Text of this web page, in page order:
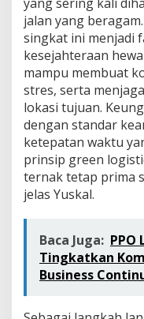
jalan yang
singkat ini menjadi
kesejahteraan
mampu membuat
stres, serta
lokasi tujuan.
dengan standar
ketepatan waktu
prinsip green
ternak tetap prima
jelas Yuskal.
Baca Juga: PPO
Tingkatkan
Business